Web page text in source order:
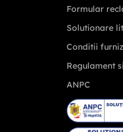
Formular
Solutionare
Conditii
Regulament
ANPC